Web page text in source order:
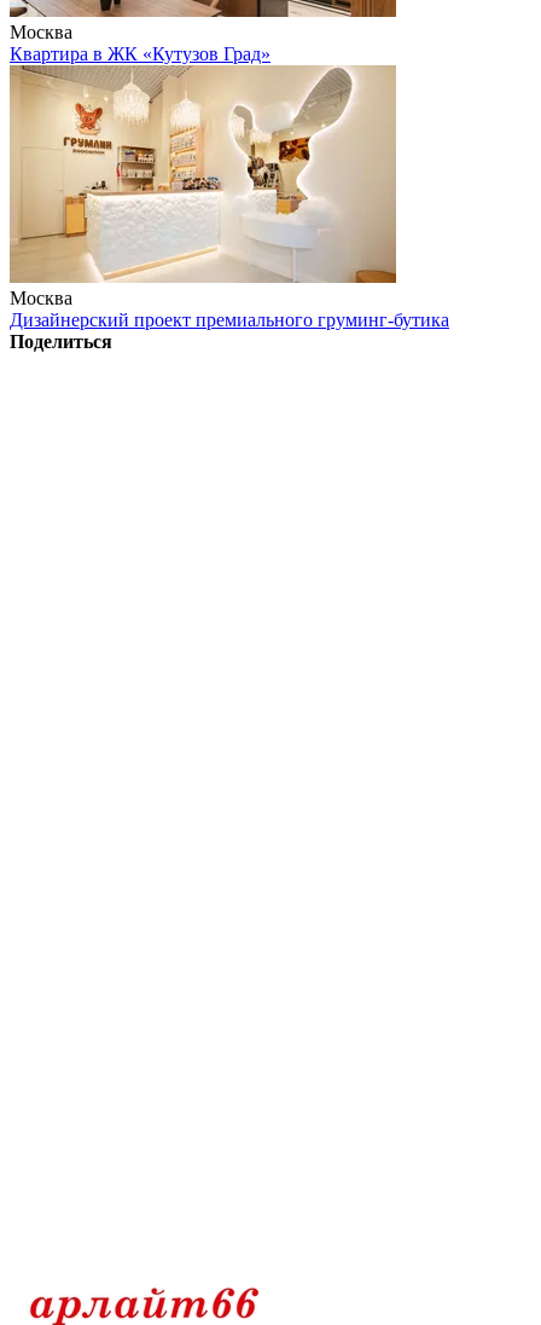
Москва
Квартира в ЖК «Кутузов Град»
Москва
Дизайнерский проект премиального груминг-бутика
Поделиться